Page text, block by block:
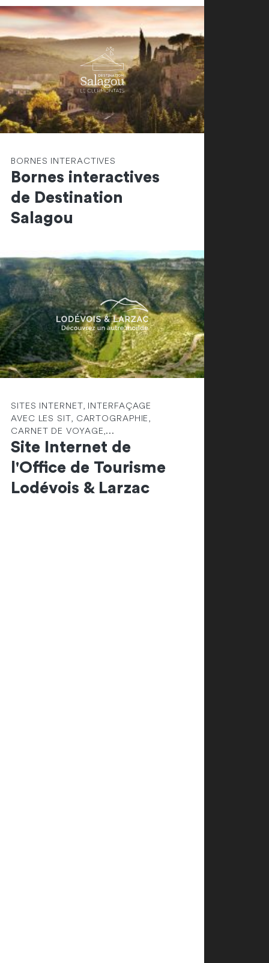
BORNES INTERACTIVES
Bornes interactives
de Destination
Salagou
SITES INTERNET, INTERFAÇAGE
AVEC LES SIT, CARTOGRAPHIE,
CARNET DE VOYAGE,...
Site Internet de
l'Office de Tourisme
Lodévois & Larzac